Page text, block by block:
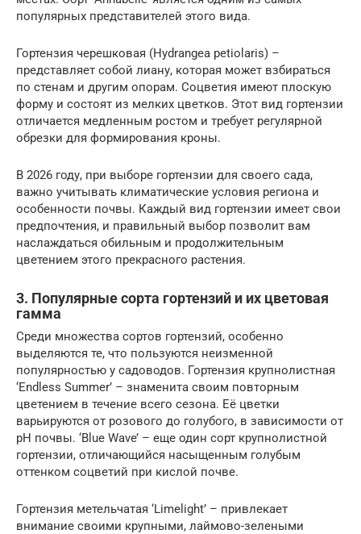
популярных представителей этого вида.
Гортензия черешковая (Hydrangea petiolaris) –
представляет собой лиану, которая может взбираться
по стенам и другим опорам. Соцветия имеют плоскую
форму и состоят из мелких цветков. Этот вид гортензии
отличается медленным ростом и требует регулярной
обрезки для формирования кроны.
В 2026 году, при выборе гортензии для своего сада,
важно учитывать климатические условия региона и
особенности почвы. Каждый вид гортензии имеет свои
предпочтения, и правильный выбор позволит вам
наслаждаться обильным и продолжительным
цветением этого прекрасного растения.
3. Популярные сорта гортензий и их цветовая
гамма
Среди множества сортов гортензий, особенно
выделяются те, что пользуются неизменной
популярностью у садоводов. Гортензия крупнолистная
‘Endless Summer’ – знаменита своим повторным
цветением в течение всего сезона. Её цветки
варьируются от розового до голубого, в зависимости от
pH почвы. ‘Blue Wave’ – еще один сорт крупнолистной
гортензии, отличающийся насыщенным голубым
оттенком соцветий при кислой почве.
Гортензия метельчатая ‘Limelight’ – привлекает
внимание своими крупными, лаймово-зелеными